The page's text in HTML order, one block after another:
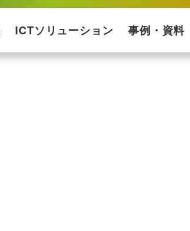
ICTソリューション 事例・資料